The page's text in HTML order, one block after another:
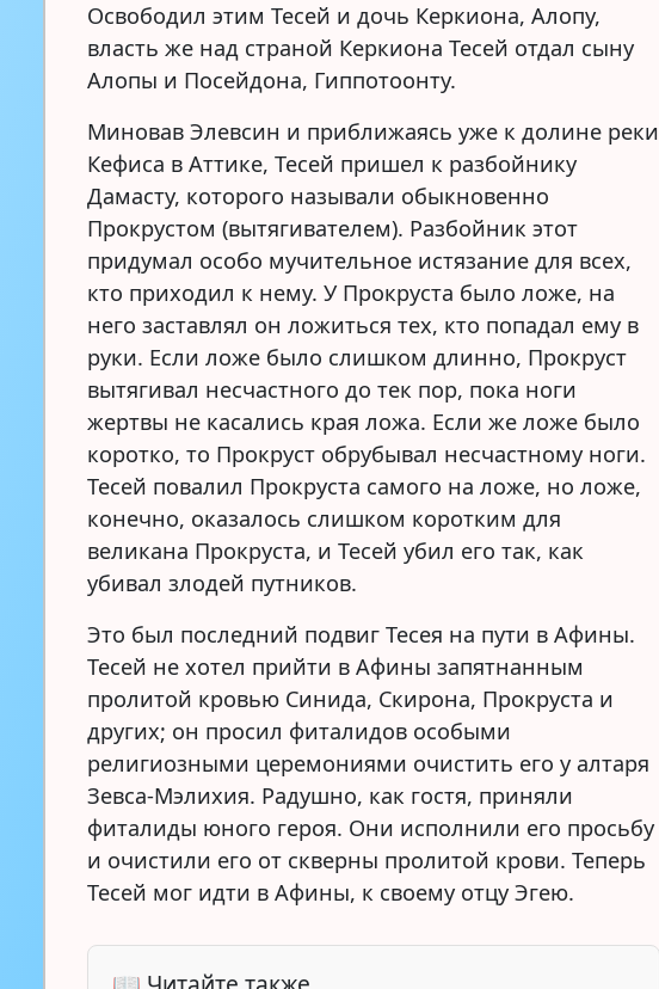
Освободил этим Тесей и дочь Керкиона, Алопу,
власть же над страной Керкиона Тесей отдал сыну
Алопы и Посейдона, Гиппотоонту.
Миновав Элевсин и приближаясь уже к долине реки
Кефиса в Аттике, Тесей пришел к разбойнику
Дамасту, которого называли обыкновенно
Прокрустом (вытягивателем). Разбойник этот
придумал особо мучительное истязание для всех,
кто приходил к нему. У Прокруста было ложе, на
него заставлял он ложиться тех, кто попадал ему в
руки. Если ложе было слишком длинно, Прокруст
вытягивал несчастного до тек пор, пока ноги
жертвы не касались края ложа. Если же ложе было
коротко, то Прокруст обрубывал несчастному ноги.
Тесей повалил Прокруста самого на ложе, но ложе,
конечно, оказалось слишком коротким для
великана Прокруста, и Тесей убил его так, как
убивал злодей путников.
Это был последний подвиг Тесея на пути в Афины.
Тесей не хотел прийти в Афины запятнанным
пролитой кровью Синида, Скирона, Прокруста и
других; он просил фиталидов особыми
религиозными церемониями очистить его у алтаря
Зевса-Мэлихия. Радушно, как гостя, приняли
фиталиды юного героя. Они исполнили его просьбу
и очистили его от скверны пролитой крови. Теперь
Тесей мог идти в Афины, к своему отцу Эгею.